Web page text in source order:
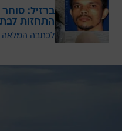
ברזיל:
התחזות
לכתבה המלאה